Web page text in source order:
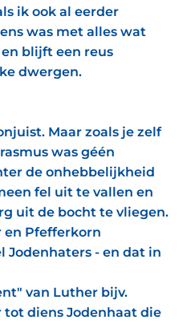
ik ook al eerder
was met alles wat
blijft een reus
dwergen.
Maar zoals je zelf
was géén
de onhebbelijkheid
fel uit te vallen en
uit de bocht te vliegen.
Pfefferkorn
Jodenhaters - en dat in
van Luther bijv.
diens Jodenhaat die